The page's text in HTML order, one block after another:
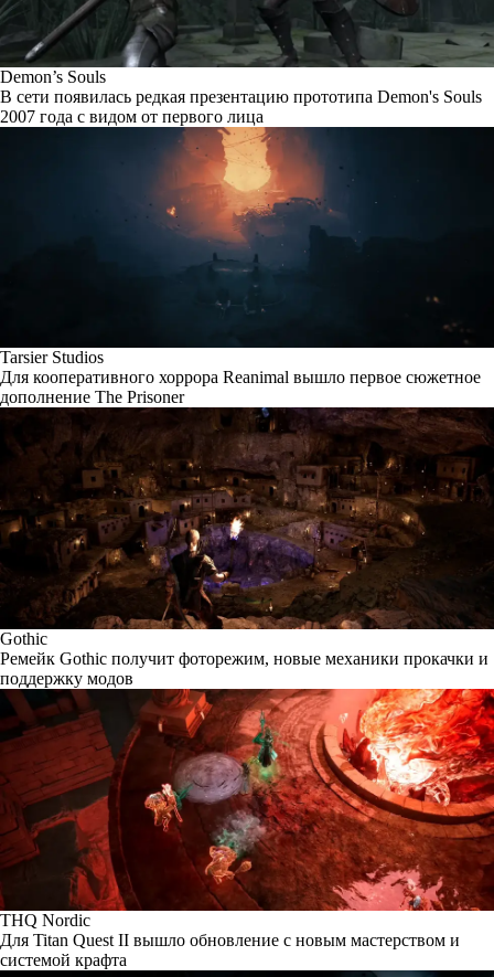
Demon’s Souls
В сети появилась редкая презентацию прототипа Demon's Souls
2007 года с видом от первого лица
Tarsier Studios
Для кооперативного хоррора Reanimal вышло первое сюжетное
дополнение The Prisoner
Gothic
Ремейк Gothic получит фоторежим, новые механики прокачки и
поддержку модов
THQ Nordic
Для Titan Quest II вышло обновление с новым мастерством и
системой крафта